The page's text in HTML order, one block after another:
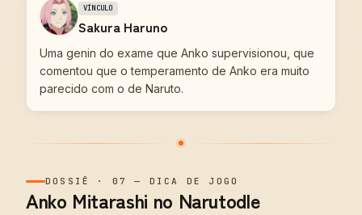
VÍNCULO
Sakura Haruno
Uma genin do exame que Anko supervisionou, que
comentou que o temperamento de Anko era muito
parecido com o de Naruto.
DOSSIÊ · 07 — DICA DE JOGO
Anko Mitarashi no Narutodle